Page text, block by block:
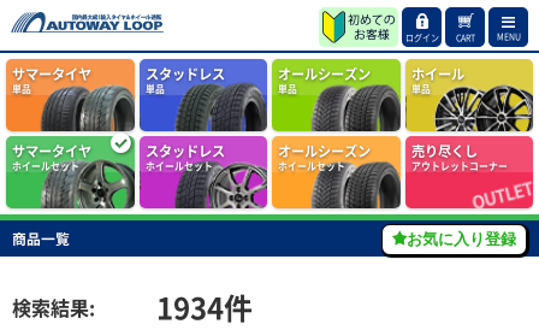
ログイン CART MENU
サマータイヤ
単品
スタッドレス
単品
オールシーズン
単品
ホイール
単品
サマータイヤ
ホイールセット
スタッドレス
ホイールセット
オールシーズン
ホイールセット
売り尽くし
アウトレットコーナー
商品一覧
検索結果: 1934件
お気に入り登録